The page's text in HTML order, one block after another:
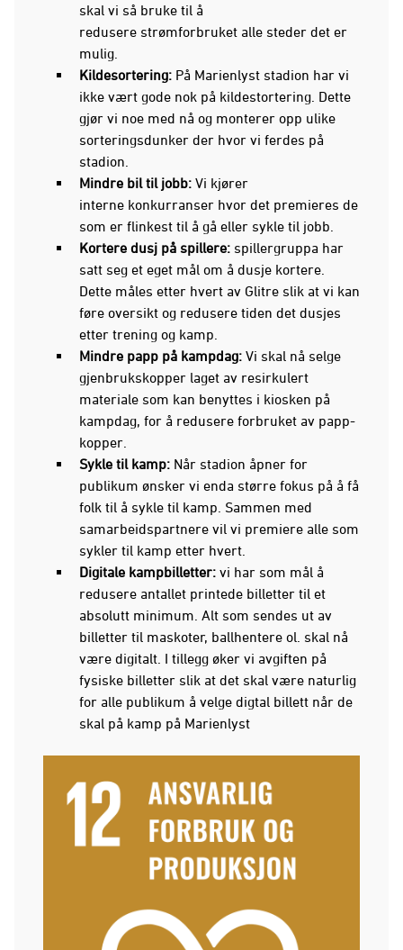
skal vi så bruke til å
redusere strømforbruket alle steder det er
mulig.
Kildesortering: På Marienlyst stadion har vi
ikke vært gode nok på kildestortering. Dette
gjør vi noe med nå og monterer opp ulike
sorteringsdunker der hvor vi ferdes på
stadion.
Mindre bil til jobb: Vi kjører
interne konkurranser hvor det premieres de
som er flinkest til å gå eller sykle til jobb.
Kortere dusj på spillere: spillergruppa har
satt seg et eget mål om å dusje kortere.
Dette måles etter hvert av Glitre slik at vi kan
føre oversikt og redusere tiden det dusjes
etter trening og kamp.
Mindre papp på kampdag: Vi skal nå selge
gjenbrukskopper laget av resirkulert
materiale som kan benyttes i kiosken på
kampdag, for å redusere forbruket av papp-
kopper.
Sykle til kamp: Når stadion åpner for
publikum ønsker vi enda større fokus på å få
folk til å sykle til kamp. Sammen med
samarbeidspartnere vil vi premiere alle som
sykler til kamp etter hvert.
Digitale kampbilletter: vi har som mål å
redusere antallet printede billetter til et
absolutt minimum. Alt som sendes ut av
billetter til maskoter, ballhentere ol. skal nå
være digitalt. I tillegg øker vi avgiften på
fysiske billetter slik at det skal være naturlig
for alle publikum å velge digtal billett når de
skal på kamp på Marienlyst